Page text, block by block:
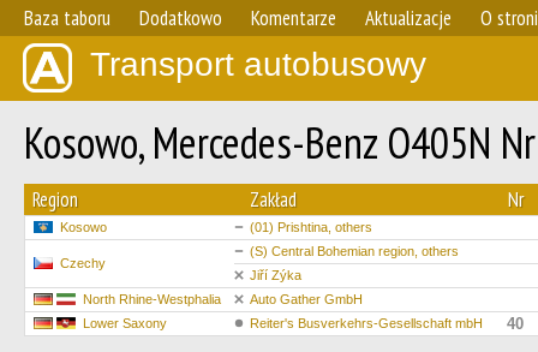
Baza taboru Dodatkowo Komentarze Aktualizacje O
Transport autobusowy
Kosowo, Mercedes-Benz O405N
Region Zakład Nr
Kosowo (01) Prishtina, others
Czechy
(S) Central Bohemian region, others
Jiří Zýka
North Rhine-Westphalia
Auto Gather GmbH
Lower Saxony
Reiter's Busverkehrs-Gesellschaft mbH 40